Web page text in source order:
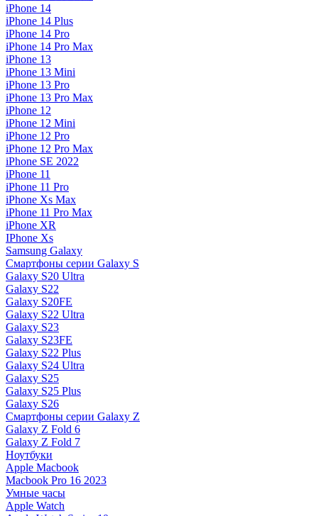
iPhone 14
iPhone 14 Plus
iPhone 14 Pro
iPhone 14 Pro Max
iPhone 13
iPhone 13 Mini
iPhone 13 Pro
iPhone 13 Pro Max
iPhone 12
iPhone 12 Mini
iPhone 12 Pro
iPhone 12 Pro Max
iPhone SE 2022
iPhone 11
iPhone 11 Pro
iPhone Xs Max
iPhone 11 Pro Max
iPhone XR
IPhone Xs
Samsung Galaxy
Смартфоны серии Galaxy S
Galaxy S20 Ultra
Galaxy S22
Galaxy S20FE
Galaxy S22 Ultra
Galaxy S23
Galaxy S23FE
Galaxy S22 Plus
Galaxy S24 Ultra
Galaxy S25
Galaxy S25 Plus
Galaxy S26
Смартфоны серии Galaxy Z
Galaxy Z Fold 6
Galaxy Z Fold 7
Ноутбуки
Apple Macbook
Macbook Pro 16 2023
Умные часы
Apple Watch